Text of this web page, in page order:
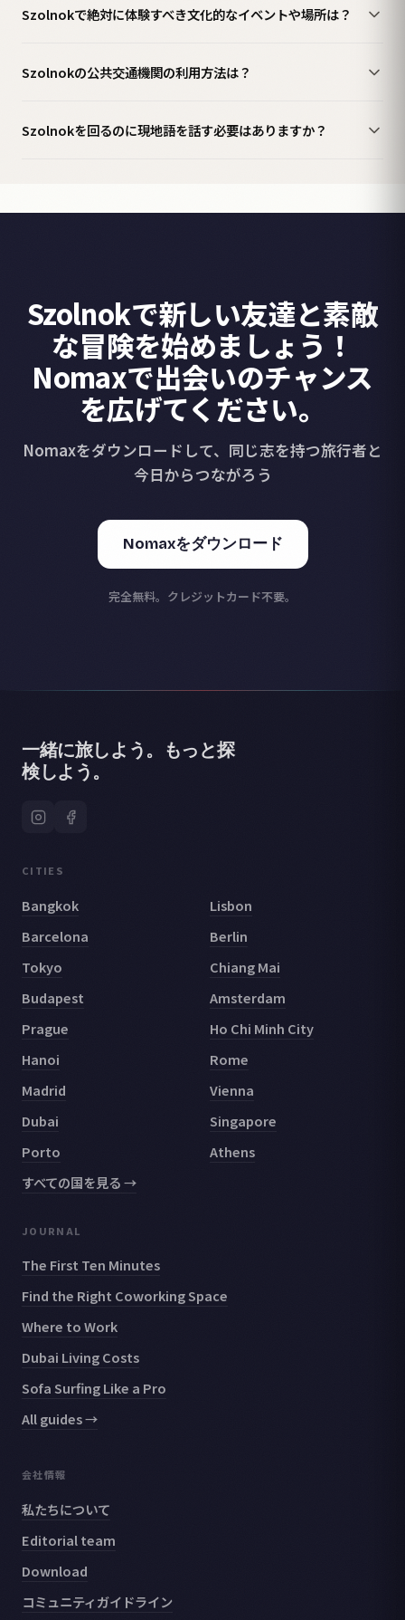
Szolnokで絶対に体験すべき文化的なイベントや場所は？
Szolnokの公共交通機関の利用方法は？
Szolnokを回るのに現地語を話す必要はありますか？
Szolnokで新しい友達と素敵
な冒険を始めましょう！
Nomaxで出会いのチャンス
を広げてください。
Nomaxをダウンロードして、同じ志を持つ旅行者と
今日からつながろう
Nomaxをダウンロード
完全無料。クレジットカード不要。
一緒に旅しよう。もっと探
検しよう。
CITIES
Bangkok
Lisbon
Barcelona
Berlin
Tokyo
Chiang Mai
Budapest
Amsterdam
Prague
Ho Chi Minh City
Hanoi
Rome
Madrid
Vienna
Dubai
Singapore
Porto
Athens
すべての国を見る →
JOURNAL
The First Ten Minutes
Find the Right Coworking Space
Where to Work
Dubai Living Costs
Sofa Surfing Like a Pro
All guides →
会社情報
私たちについて
Editorial team
Download
コミュニティガイドライン